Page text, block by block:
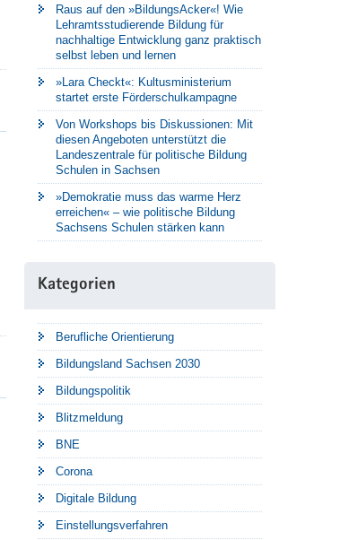
Raus auf den »BildungsAcker«! Wie
Lehramtsstudierende Bildung für
nachhaltige Entwicklung ganz praktisch
selbst leben und lernen
»Lara Checkt«: Kultusministerium
startet erste Förderschulkampagne
Von Workshops bis Diskussionen: Mit
diesen Angeboten unterstützt die
Landeszentrale für politische Bildung
Schulen in Sachsen
»Demokratie muss das warme Herz
erreichen« – wie politische Bildung
Sachsens Schulen stärken kann
Kategorien
Berufliche Orientierung
Bildungsland Sachsen 2030
Bildungspolitik
Blitzmeldung
BNE
Corona
Digitale Bildung
Einstellungsverfahren